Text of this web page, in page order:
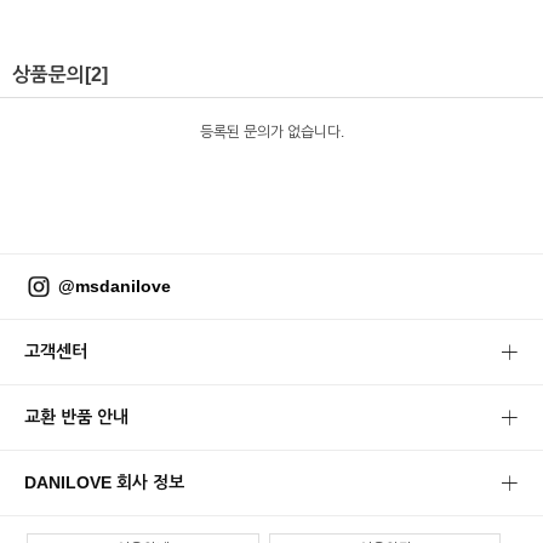
상품문의 [2]
등록된 문의가 없습니다.
@msdanilove
고객센터
교환 반품 안내
DANILOVE 회사 정보